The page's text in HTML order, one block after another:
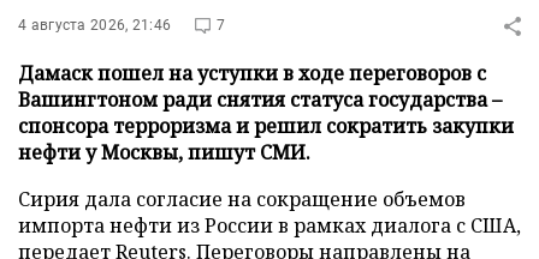
4 августа 2026, 21:46 7
Дамаск пошел на уступки в ходе переговоров с
Вашингтоном ради снятия статуса государства –
спонсора терроризма и решил сократить закупки
нефти у Москвы, пишут СМИ.
Сирия дала согласие на сокращение объемов
импорта нефти из России в рамках диалога с США,
передаетReuters. Переговоры направлены на